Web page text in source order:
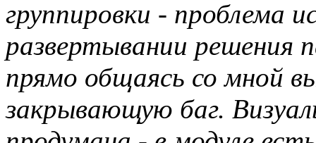
группировки - проблема
развертывании решения
прямо общаясь со мной
закрывающую баг.